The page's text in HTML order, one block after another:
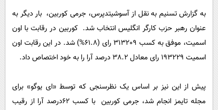
مجله تصویری سلاح
سیاست
سرگرمی
فناوری
حوادث
داستان کوتاه
پیامک
روانشناسی
آموزش زبان
به گزارش تسنیم به نقل از آسوشیتدپرس، جرمی کوربین، بار دیگر به
عنوان رهبر حزب کارگر انگلیس انتخاب شد. کوربین در رقابت با اون
اسمیت، موفق به کسب 313209 رای (61.8%) شد. در این رقابت اون
اسمیت 193229 رای معادل 38.2 درصد آرا را به خود اختصاص داد.
پیش از این نیز بر اساس یک نظرسنجی که توسط «ای یوگو» برای
مجله تایمز انجام شد، جرمی کوربین با کسب 62درصد آرا از رقیب